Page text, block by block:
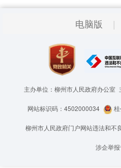
电脑版
主办单位：柳州市人民政府办公室
网站标识码：4502000034
柳州市人民政府门户网站违法和不
涉企举